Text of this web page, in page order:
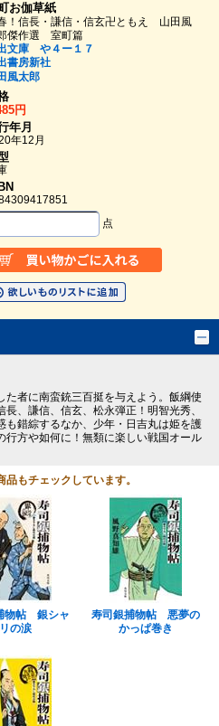
お伽草紙
！信長・謙信・信玄卍ともえ 山田風
傑作選 室町篇
文庫 や４ー１７
書房新社
風太郎
円
年月
年12月
点
た者に南蛮銃三百挺を与えよう。飯綱使
、謙信、信玄、松永弾正！明智光秀、
も錯綜するなか、少年・日吉丸は姫を護
行方や如何に！無類に楽しい戦国オール
もチェックしています。
物帖 銀シャ
リの涙
寿司銀捕物帖 悪夢の
かっぱ巻き